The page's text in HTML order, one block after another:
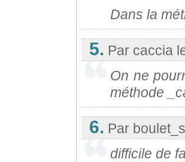
Dans la
5. Par caccia
On ne
méthode
6. Par
difficile de